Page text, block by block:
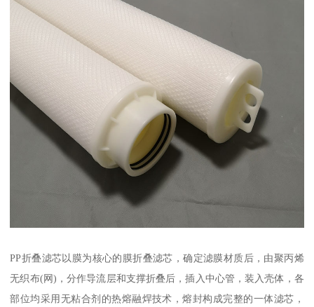
PP折叠滤芯以膜为核心的膜折叠滤芯，确定滤膜材质后，由聚丙烯
无织布(网)，分作导流层和支撑折叠后，插入中心管，装入壳体，各
部位均采用无粘合剂的热熔融焊技术，熔封构成完整的一体滤芯，